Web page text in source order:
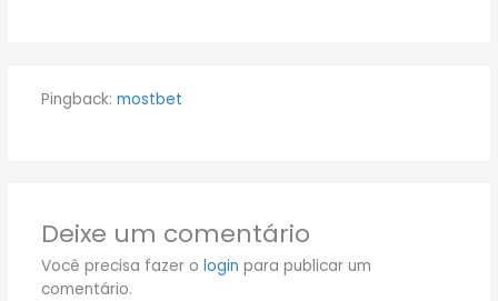
Pingback: mostbet
Deixe um comentário
Você precisa fazer o login para publicar um
comentário.